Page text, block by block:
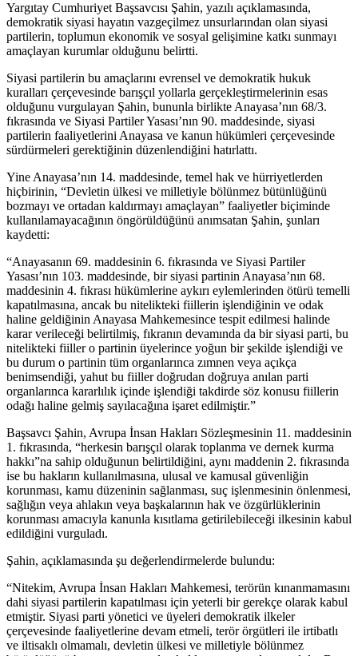
Yargıtay Cumhuriyet Başsavcısı Şahin, yazılı açıklamasında,
demokratik siyasi hayatın vazgeçilmez unsurlarından olan siyasi
partilerin, toplumun ekonomik ve sosyal gelişimine katkı sunmayı
amaçlayan kurumlar olduğunu belirtti.
Siyasi partilerin bu amaçlarını evrensel ve demokratik hukuk
kuralları çerçevesinde barışçıl yollarla gerçekleştirmelerinin esas
olduğunu vurgulayan Şahin, bununla birlikte Anayasa’nın 68/3.
fıkrasında ve Siyasi Partiler Yasası’nın 90. maddesinde, siyasi
partilerin faaliyetlerini Anayasa ve kanun hükümleri çerçevesinde
sürdürmeleri gerektiğinin düzenlendiğini hatırlattı.
Yine Anayasa’nın 14. maddesinde, temel hak ve hürriyetlerden
hiçbirinin, “Devletin ülkesi ve milletiyle bölünmez bütünlüğünü
bozmayı ve ortadan kaldırmayı amaçlayan” faaliyetler biçiminde
kullanılamayacağının öngörüldüğünü anımsatan Şahin, şunları
kaydetti:
“Anayasanın 69. maddesinin 6. fıkrasında ve Siyasi Partiler
Yasası’nın 103. maddesinde, bir siyasi partinin Anayasa’nın 68.
maddesinin 4. fıkrası hükümlerine aykırı eylemlerinden ötürü temelli
kapatılmasına, ancak bu nitelikteki fiillerin işlendiğinin ve odak
haline geldiğinin Anayasa Mahkemesince tespit edilmesi halinde
karar verileceği belirtilmiş, fıkranın devamında da bir siyasi parti, bu
nitelikteki fiiller o partinin üyelerince yoğun bir şekilde işlendiği ve
bu durum o partinin tüm organlarınca zımnen veya açıkça
benimsendiği, yahut bu fiiller doğrudan doğruya anılan parti
organlarınca kararlılık içinde işlendiği takdirde söz konusu fiillerin
odağı haline gelmiş sayılacağına işaret edilmiştir.”
Başsavcı Şahin, Avrupa İnsan Hakları Sözleşmesinin 11. maddesinin
1. fıkrasında, “herkesin barışçıl olarak toplanma ve dernek kurma
hakkı”na sahip olduğunun belirtildiğini, aynı maddenin 2. fıkrasında
ise bu hakların kullanılmasına, ulusal ve kamusal güvenliğin
korunması, kamu düzeninin sağlanması, suç işlenmesinin önlenmesi,
sağlığın veya ahlakın veya başkalarının hak ve özgürlüklerinin
korunması amacıyla kanunla kısıtlama getirilebileceği ilkesinin kabul
edildiğini vurguladı.
Şahin, açıklamasında şu değerlendirmelerde bulundu:
“Nitekim, Avrupa İnsan Hakları Mahkemesi, terörün kınanmamasını
dahi siyasi partilerin kapatılması için yeterli bir gerekçe olarak kabul
etmiştir. Siyasi parti yönetici ve üyeleri demokratik ilkeler
çerçevesinde faaliyetlerine devam etmeli, terör örgütleri ile irtibatlı
ve iltisaklı olmamalı, devletin ülkesi ve milletiyle bölünmez